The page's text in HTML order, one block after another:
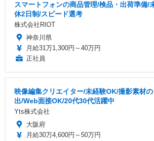
スマートフォンの商品管理/検品・出荷準備/
休2日制/スピード選考
株式会社RIOT
神奈川県
月給31万1,300円～40万円
正社員
映像編集クリエイター/未経験OK/撮影素材
出/Web面接OK/20代30代活躍中
Yts株式会社
大阪府
月給30万4,600円～50万円